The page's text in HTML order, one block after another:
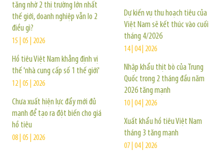
tăng nhờ 2 thị trường lớn nhất
thế giới, doanh nghiệp vẫn lo 2
điều gì?
15 | 05 | 2026
Hồ tiêu Việt Nam khẳng định vị
thế 'nhà cung cấp số 1 thế giới'
12 | 05 | 2026
Chưa xuất hiện lực đẩy mới đủ
mạnh để tạo ra đột biến cho giá
hồ tiêu
08 | 05 | 2026
Dự kiến vụ thu hoạch tiêu của
Việt Nam sẽ kết thúc vào cuối
tháng 4/2026
14 | 04 | 2026
Nhập khẩu thịt bò của Trung
Quốc trong 2 tháng đầu năm
2026 tăng mạnh
10 | 04 | 2026
Xuất khẩu hồ tiêu Việt Nam
tháng 3 tăng mạnh
07 | 04 | 2026